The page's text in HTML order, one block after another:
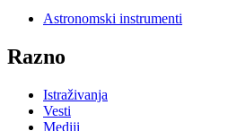
Astronomski instrumenti
Razno
Istraživanja
Vesti
Mediji